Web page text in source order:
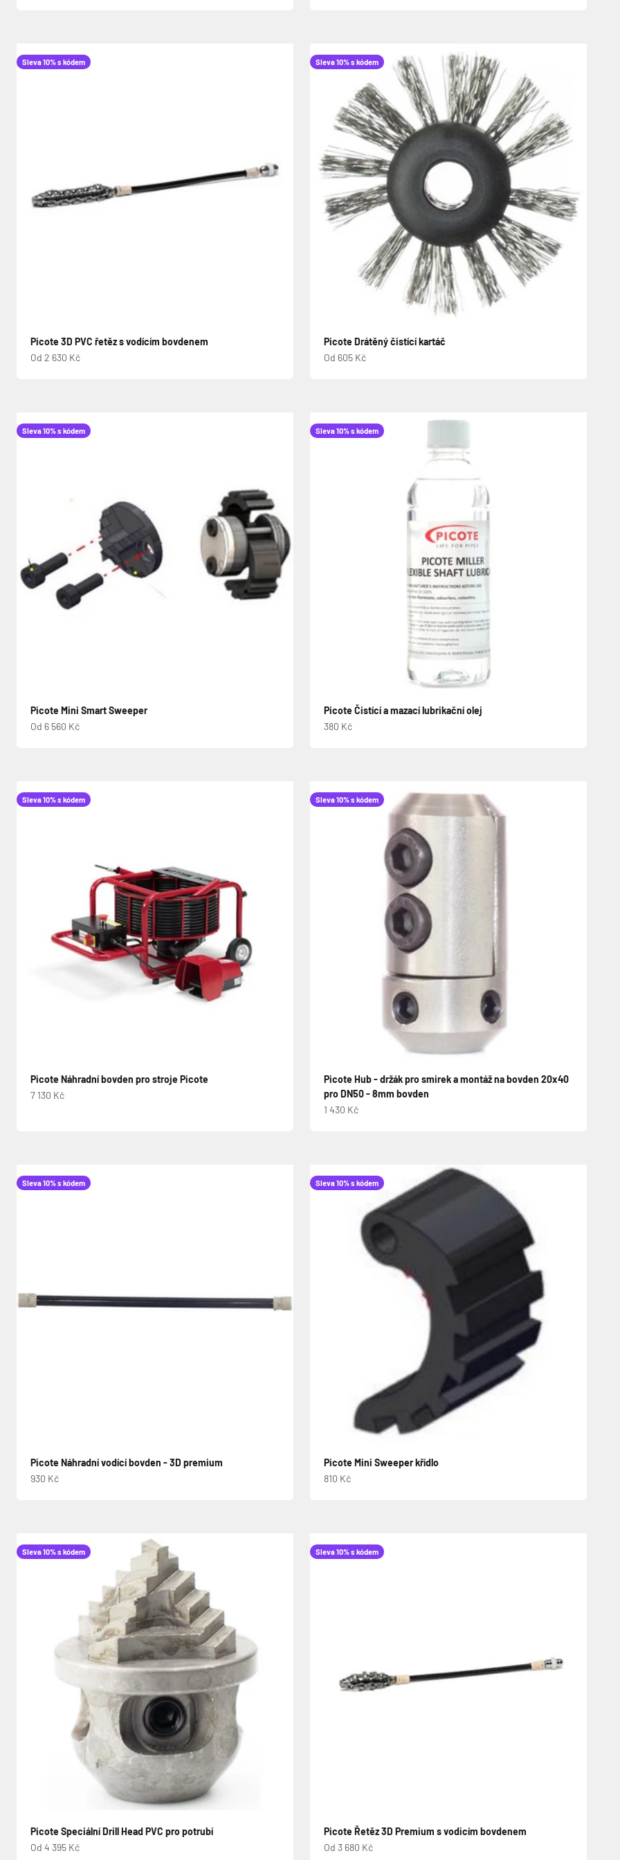
Sleva 10% s kódem
Picote 3D PVC řetěz s vodícím bovdenem
Prodejní cena
Od 2 630 Kč
Sleva 10% s kódem
Picote Drátěný čistící kartáč
Prodejní cena
Od 605 Kč
Sleva 10% s kódem
Picote Mini Smart Sweeper
Prodejní cena
Od 6 560 Kč
Sleva 10% s kódem
Picote Čistící a mazací lubrikační olej
Prodejní cena
380 Kč
Sleva 10% s kódem
Picote Náhradní bovden pro stroje Picote
Prodejní cena
7 130 Kč
Sleva 10% s kódem
Picote Hub - držák pro smirek a montáž na bovden 20x40
pro DN50 - 8mm bovden
Prodejní cena
1 430 Kč
Sleva 10% s kódem
Picote Náhradní vodící bovden - 3D premium
Prodejní cena
930 Kč
Sleva 10% s kódem
Picote Mini Sweeper křídlo
Prodejní cena
810 Kč
Sleva 10% s kódem
Picote Speciální Drill Head PVC pro potrubí
Prodejní cena
Od 4 395 Kč
Sleva 10% s kódem
Picote Řetěz 3D Premium s vodicím bovdenem
Prodejní cena
Od 3 680 Kč